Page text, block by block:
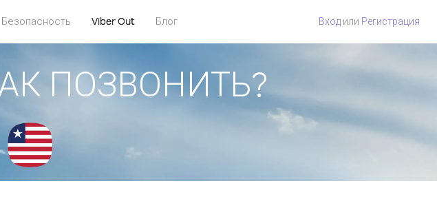
Безопасность Viber Out Блог Вход или Регистрация
ПОЗВОНИТЬ?